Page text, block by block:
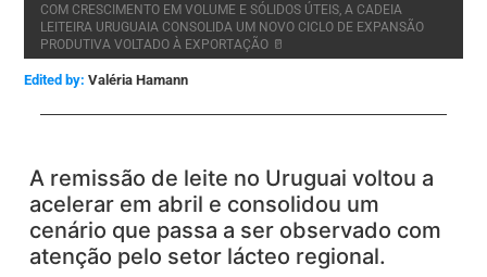
COM CRESCIMENTO EM VOLUME E SÓLIDOS ÚTEIS, A CADEIA
LEITEIRA URUGUAIA CONSOLIDA UM NOVO CICLO DE EXPANSÃO
PRODUTIVA VOLTADO À EXPORTAÇÃO 🥛
Edited by: Valéria Hamann
A remissão de leite no Uruguai voltou a
acelerar em abril e consolidou um
cenário que passa a ser observado com
atenção pelo setor lácteo regional.